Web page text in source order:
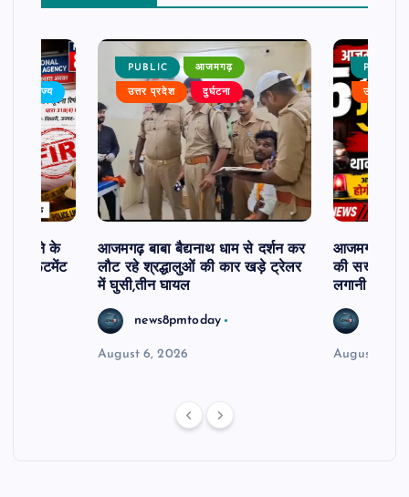
राज्य
दिलाने के
रिक्रूटमेंट
PUBLIC आजमगढ़
उत्तर प्रदेश दुर्घटना
आजमगढ़ बाबा बैद्यनाथ धाम से दर्शन कर
लौट रहे श्रद्धालुओं की कार खड़े ट्रेलर
में घुसी,तीन घायल
news8pmtoday
August 6, 2026
PUBLIC
उत्तर
आजमगढ़ में 5
की सख्त
लगानी होगी
August 5,